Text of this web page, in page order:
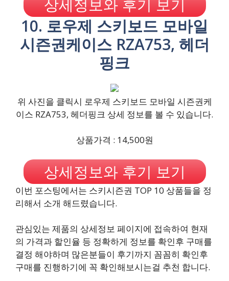
상세정보와 후기 보기
10. 로우제 스키보드 모바일
시즌권케이스 RZA753, 헤더
핑크
위 사진을 클릭시 로우제 스키보드 모바일 시즌권케
이스 RZA753, 헤더핑크 상세 정보를 볼 수 있습니다.
상품가격 : 14,500원
상세정보와 후기 보기
이번 포스팅에서는 스키시즌권 TOP 10 상품들을 정
리해서 소개 해드렸습니다.
관심있는 제품의 상세정보 페이지에 접속하여 현재
의 가격과 할인율 등 정확하게 정보를 확인후 구매를
결정 해야하며 많은분들이 후기까지 꼼꼼히 확인후
구매를 진행하기에 꼭 확인해보시는걸 추천 합니다.